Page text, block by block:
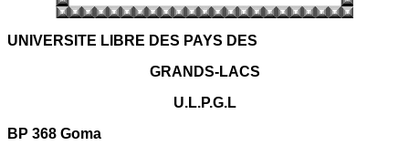
UNIVERSITE LIBRE DES PAYS DES
GRANDS-LACS
U.L.P.G.L
BP 368 Goma